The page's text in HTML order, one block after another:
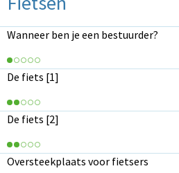
Wanneer ben je een bestuurder?
De fiets [1]
De fiets [2]
Oversteekplaats voor fietsers